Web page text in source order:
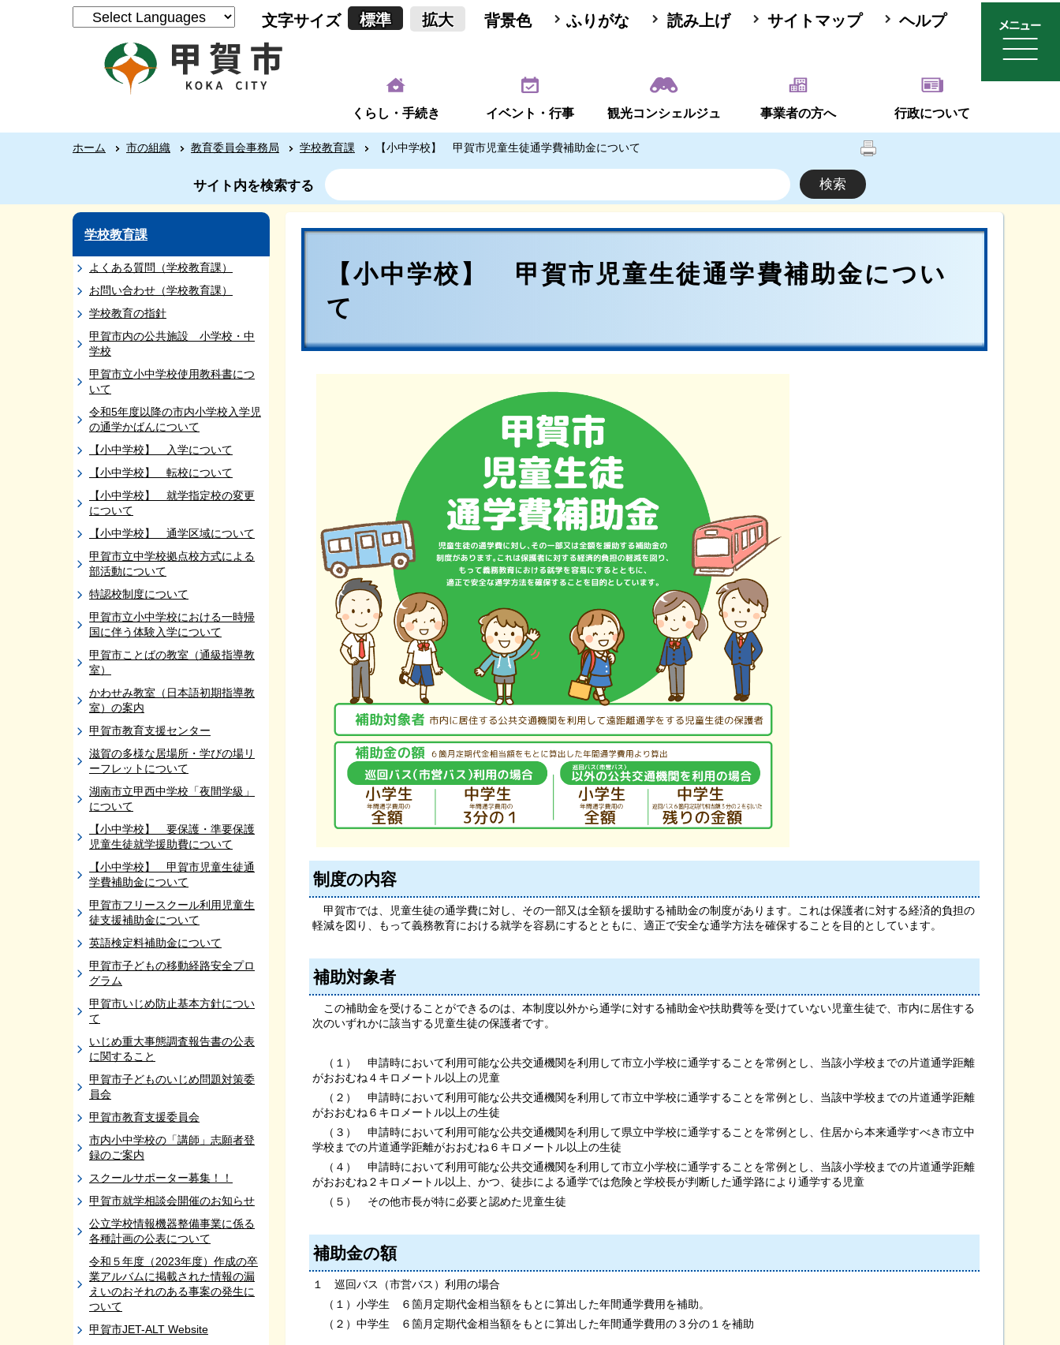
文字サイズ 標準 拡大 背景色 ふりがな 読み上げ サイトマップ ヘルプ
くらし・手続き イベント・行事 観光コンシェルジュ 事業者の方へ 行政について
ホーム 市の組織 教育委員会事務局 学校教育課 【小中学校】 甲賀市児童生徒通学費補助金について
サイト内を検索する
学校教育課
よくある質問（学校教育課）
お問い合わせ（学校教育課）
学校教育の指針
甲賀市内の公共施設 小学校・中
学校
甲賀市立小中学校使用教科書につ
いて
令和5年度以降の市内小学校入学児
の通学かばんについて
【小中学校】 入学について
【小中学校】 転校について
【小中学校】 就学指定校の変更
について
【小中学校】 通学区域について
甲賀市立中学校拠点校方式による
部活動について
特認校制度について
甲賀市立小中学校における一時帰
国に伴う体験入学について
甲賀市ことばの教室（通級指導教
室）
かわせみ教室（日本語初期指導教
室）の案内
甲賀市教育支援センター
滋賀の多様な居場所・学びの場リ
ーフレットについて
湖南市立甲西中学校「夜間学級」
について
【小中学校】 要保護・準要保護
児童生徒就学援助費について
【小中学校】 甲賀市児童生徒通
学費補助金について
甲賀市フリースクール利用児童生
徒支援補助金について
英語検定料補助金について
甲賀市子どもの移動経路安全プロ
グラム
甲賀市いじめ防止基本方針につい
て
いじめ重大事態調査報告書の公表
に関すること
甲賀市子どものいじめ問題対策委
員会
甲賀市教育支援委員会
市内小中学校の「講師」志願者登
録のご案内
スクールサポーター募集！！
甲賀市就学相談会開催のお知らせ
公立学校情報機器整備事業に係る
各種計画の公表について
令和５年度（2023年度）作成の卒
業アルバムに掲載された情報の漏
えいのおそれのある事案の発生に
ついて
甲賀市JET-ALT Website
【小中学校】 甲賀市児童生徒通学費補助金につい
て
制度の内容
甲賀市では、児童生徒の通学費に対し、その一部又は全額を援助する補助金の制度があります。これは保護者に対する経済的負担の
軽減を図り、もって義務教育における就学を容易にするとともに、適正で安全な通学方法を確保することを目的としています。
補助対象者
この補助金を受けることができるのは、本制度以外から通学に対する補助金や扶助費等を受けていない児童生徒で、市内に居住する
次のいずれかに該当する児童生徒の保護者です。
（１） 申請時において利用可能な公共交通機関を利用して市立小学校に通学することを常例とし、当該小学校までの片道通学距離
がおおむね４キロメートル以上の児童
（２） 申請時において利用可能な公共交通機関を利用して市立中学校に通学することを常例とし、当該中学校までの片道通学距離
がおおむね６キロメートル以上の生徒
（３） 申請時において利用可能な公共交通機関を利用して県立中学校に通学することを常例とし、住居から本来通学すべき市立中
学校までの片道通学距離がおおむね６キロメートル以上の生徒
（４） 申請時において利用可能な公共交通機関を利用して市立小学校に通学することを常例とし、当該小学校までの片道通学距離
がおおむね２キロメートル以上、かつ、徒歩による通学では危険と学校長が判断した通学路により通学する児童
（５） その他市長が特に必要と認めた児童生徒
補助金の額
１ 巡回バス（市営バス）利用の場合
（１）小学生 ６箇月定期代金相当額をもとに算出した年間通学費用を補助。
（２）中学生 ６箇月定期代金相当額をもとに算出した年間通学費用の３分の１を補助